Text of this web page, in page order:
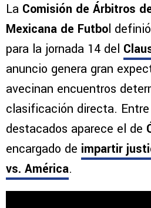
La Comisión de Árbitros
Mexicana de Futbol
para la jornada 14 del
anuncio genera gran
avecinan encuentros
clasificación directa.
destacados aparece el de
encargado de impartir
vs. América.